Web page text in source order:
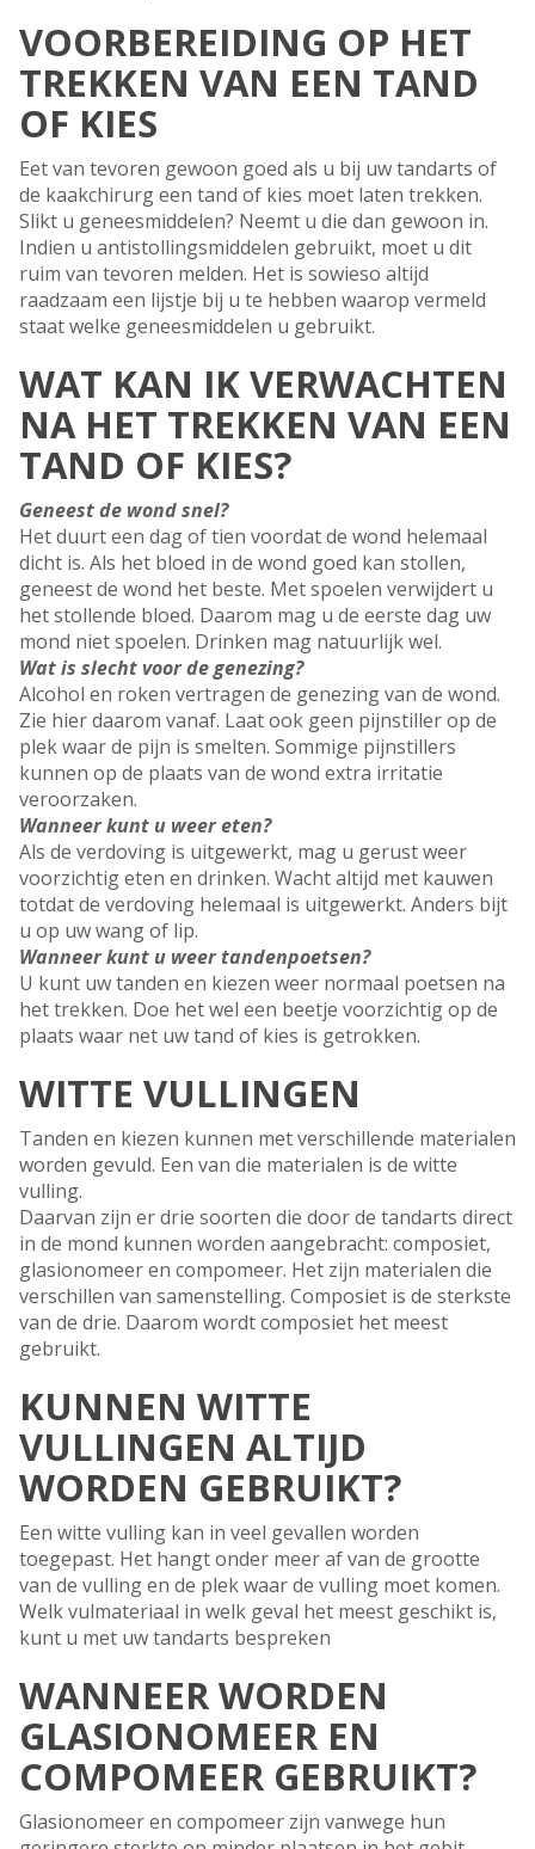
VOORBEREIDING OP HET
TREKKEN VAN EEN TAND
OF KIES
Eet van tevoren gewoon goed als u bij uw tandarts of
de kaakchirurg een tand of kies moet laten trekken.
Slikt u geneesmiddelen? Neemt u die dan gewoon in.
Indien u antistollingsmiddelen gebruikt, moet u dit
ruim van tevoren melden. Het is sowieso altijd
raadzaam een lijstje bij u te hebben waarop vermeld
staat welke geneesmiddelen u gebruikt.
WAT KAN IK VERWACHTEN
NA HET TREKKEN VAN EEN
TAND OF KIES?
Geneest de wond snel?
Het duurt een dag of tien voordat de wond helemaal
dicht is. Als het bloed in de wond goed kan stollen,
geneest de wond het beste. Met spoelen verwijdert u
het stollende bloed. Daarom mag u de eerste dag uw
mond niet spoelen. Drinken mag natuurlijk wel.
Wat is slecht voor de genezing?
Alcohol en roken vertragen de genezing van de wond.
Zie hier daarom vanaf. Laat ook geen pijnstiller op de
plek waar de pijn is smelten. Sommige pijnstillers
kunnen op de plaats van de wond extra irritatie
veroorzaken.
Wanneer kunt u weer eten?
Als de verdoving is uitgewerkt, mag u gerust weer
voorzichtig eten en drinken. Wacht altijd met kauwen
totdat de verdoving helemaal is uitgewerkt. Anders bijt
u op uw wang of lip.
Wanneer kunt u weer tandenpoetsen?
U kunt uw tanden en kiezen weer normaal poetsen na
het trekken. Doe het wel een beetje voorzichtig op de
plaats waar net uw tand of kies is getrokken.
WITTE VULLINGEN
Tanden en kiezen kunnen met verschillende materialen
worden gevuld. Een van die materialen is de witte
vulling.
Daarvan zijn er drie soorten die door de tandarts direct
in de mond kunnen worden aangebracht: composiet,
glasionomeer en compomeer. Het zijn materialen die
verschillen van samenstelling. Composiet is de sterkste
van de drie. Daarom wordt composiet het meest
gebruikt.
KUNNEN WITTE
VULLINGEN ALTIJD
WORDEN GEBRUIKT?
Een witte vulling kan in veel gevallen worden
toegepast. Het hangt onder meer af van de grootte
van de vulling en de plek waar de vulling moet komen.
Welk vulmateriaal in welk geval het meest geschikt is,
kunt u met uw tandarts bespreken
WANNEER WORDEN
GLASIONOMEER EN
COMPOMEER GEBRUIKT?
Glasionomeer en compomeer zijn vanwege hun